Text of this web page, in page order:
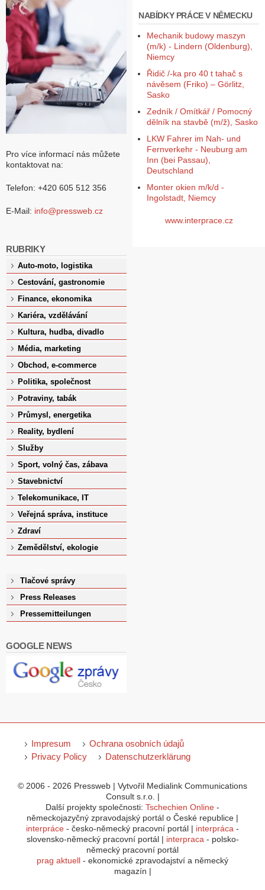
Pro více informací nás můžete
kontaktovat na:
Telefon: +420 605 512 356
E-Mail: info@pressweb.cz
RUBRIKY
Auto-moto, logistika
Cestování, gastronomie
Finance, ekonomika
Kariéra, vzdělávání
Kultura, hudba, divadlo
Média, marketing
Obchod, e-commerce
Politika, společnost
Potraviny, tabák
Průmysl, energetika
Reality, bydlení
Služby
Sport, volný čas, zábava
Stavebnictví
Telekomunikace, IT
Veřejná správa, instituce
Zdraví
Zemědělství, ekologie
Tlačové správy
Press Releases
Pressemitteilungen
GOOGLE NEWS
NABÍDKY PRÁCE V NĚMECKU
Mechanik budowy maszyn
(m/k) - Lindern (Oldenburg),
Niemcy
Řidič /-ka pro 40 t tahač s
návěsem (Friko) – Görlitz,
Sasko
Zedník / Omítkář / Pomocný
dělník na stavbě (m/ž), Sasko
LKW Fahrer im Nah- und
Fernverkehr - Neuburg am
Inn (bei Passau),
Deutschland
Monter okien m/k/d -
Ingolstadt, Niemcy
www.interprace.cz
Impresum
Ochrana osobních údajů
Privacy Policy
Datenschutzerklärung
© 2006 - 2026 Pressweb | Vytvořil Medialink Communications
Consult s.r.o. |
Další projekty společnosti: Tschechien Online -
německojazyčný zpravodajský portál o České republice |
interpráce - česko-německý pracovní portál | interpráca -
slovensko-německý pracovní portál | interpraca - polsko-
německý pracovní portál
prag aktuell - ekonomické zpravodajství a německý
magazín |